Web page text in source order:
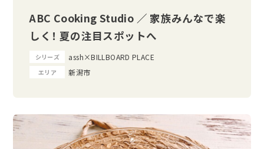
ABC Cooking Studio ／ 家族みんなで楽
しく！ 夏の注目スポットへ
シリーズ assh×BILLBOARD PLACE
エリア 新潟市